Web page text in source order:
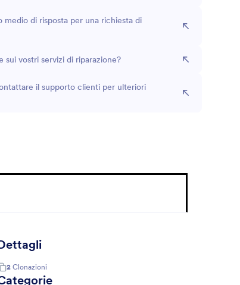
medio di risposta per una richiesta di
sui vostri servizi di riparazione?
il supporto clienti per ulteriori
2 Clonazioni